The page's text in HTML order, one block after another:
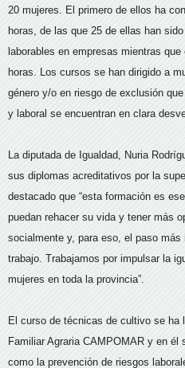
20 mujeres. El primero de ellos ha
horas, de las que 25 de ellas han
laborables en empresas mientras
horas. Los cursos se han dirigido a
género y/o en riesgo de exclusión
y laboral se encuentran en clara
La diputada de Igualdad, Nuria
sus diplomas acreditativos por la
destacado que “esta formación es
puedan rehacer su vida y tener más
socialmente y, para eso, el paso
trabajo. Trabajamos por impulsar la
mujeres en toda la provincia”.
El curso de técnicas de cultivo se ha
Familiar Agraria CAMPOMAR y en él
como la prevención de riesgos